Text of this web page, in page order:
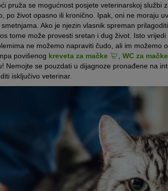
pruža se mogućnost posjete veterinarskoj službi
po život opasno ili kronično. Ipak, oni ne moraju
Ako je njezin vlasnik spreman
tome može provesti sretan i dug život. Isto
ne možemo napraviti čudo, ali im možemo
povišenog kreveta za mačke , WC za mačke
Nemojte se pouzdati u dijagnoze pronađene na
isključivo veterinar.